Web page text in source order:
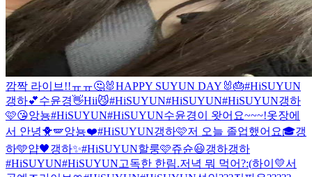
깜짝 라이브!!ㅠㅠ🤔🐰HAPPY SUYUN DAY🐰🎂#HiSUYUN
갱하💕수윤경👋Hii😼#HiSUYUN#HiSUYUN#HiSUYUN갱하
🩷😘앙뇽#HiSUYUN#HiSUYUN수윤경이 왓어요~~~!옷장에
서 안녕🐥🪽앙뇽❤️#HiSUYUN갱하🩷저 오늘 졸업했어요🎓갱
하🩵얍🖤갱하✨#HiSUYUN할룽🩷쥬슌😃갱하갱하
#HiSUYUN#HiSUYUN고독한 한림.저녁 뭐 먹어?:(하이💛서